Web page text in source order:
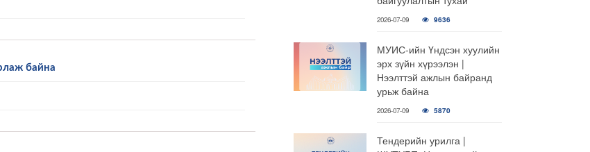
байна
2026-07-09 9636
МУИС-ийн Үндсэн хуулийн
эрх зүйн хүрээлэн |
Нээлттэй ажлын байранд
урьж байна
2026-07-09 5870
Тендерийн урилга |